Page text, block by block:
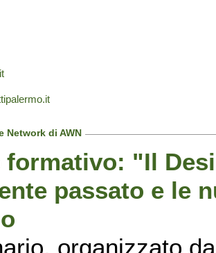
Network di AWN
formativo: "Il
passato e le
organizzato